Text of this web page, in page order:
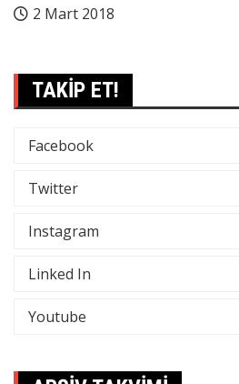
2 Mart 2018
TAKİP ET!
Facebook
Twitter
Instagram
Linked In
Youtube